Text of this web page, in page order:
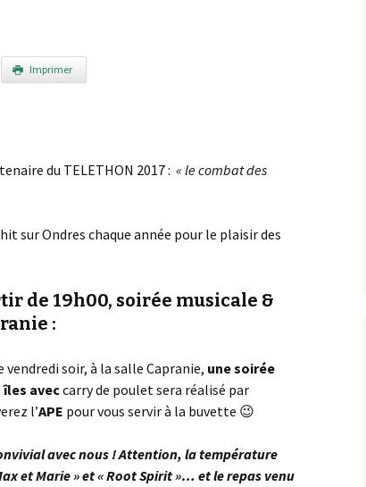
Imprimer
du TELETHON 2017 : « le combat des
sur Ondres chaque année pour le plaisir des
de 19h00, soirée musicale &
:
vendredi soir, à la salle Capranie, une soirée
îles aveccarry de poulet sera réalisé par
l’APE pour vous servir à la buvette 😉
avec nous ! Attention, la température
et Marie » et « Root Spirit »… et le repas venu